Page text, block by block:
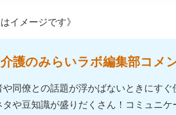
イメージです》
介護のみらいラボ編集部コメ
や同僚との話題が浮かばないときにすぐ
タや豆知識が盛りだくさん！コミュニケ